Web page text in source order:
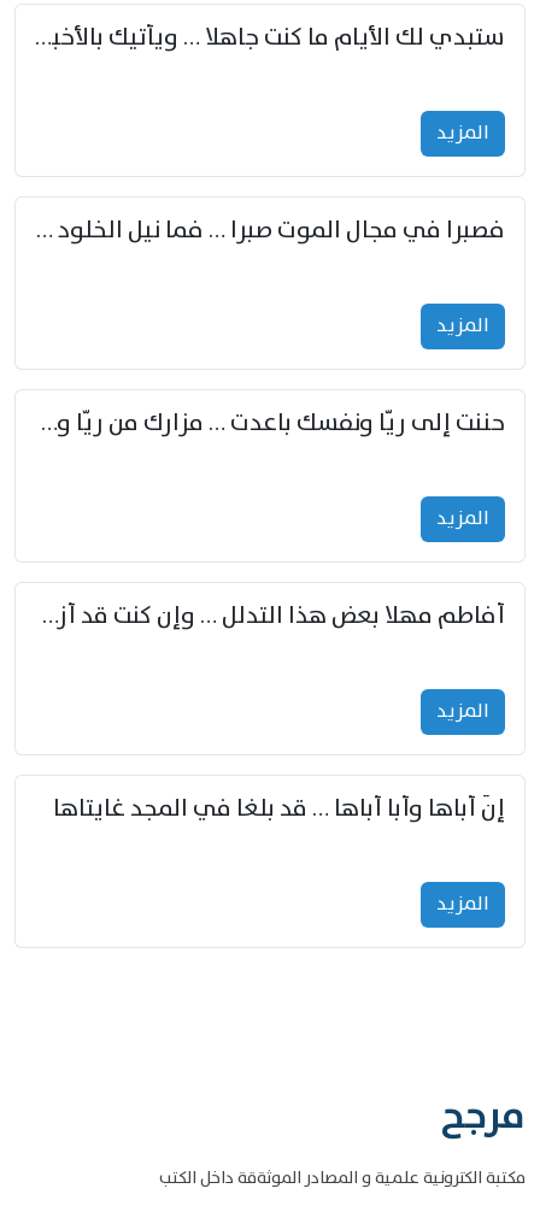
ستبدي لك الأيام ما كنت جاهلا … ويأتيك بالأخبار من لم تزوّد
المزید
فصبرا في مجال الموت صبرا … فما نيل الخلود بمستطاع
المزید
حننت إلى ريّا ونفسك باعدت … مزارك من ريّا وشعباكما معا
المزید
أفاطم مهلا بعض هذا التدلل … وإن كنت قد أزمعت صرمي فأجملي
المزید
إنّ أباها وأبا أباها … قد بلغا في المجد غايتاها
المزید
مرجح
مكتبة الكترونية علمية و المصادر الموثةقة داخل الكتب